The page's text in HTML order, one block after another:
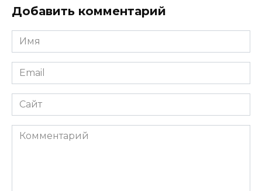
Добавить комментарий
Имя
*
Email
*
Сайт
Комментарий